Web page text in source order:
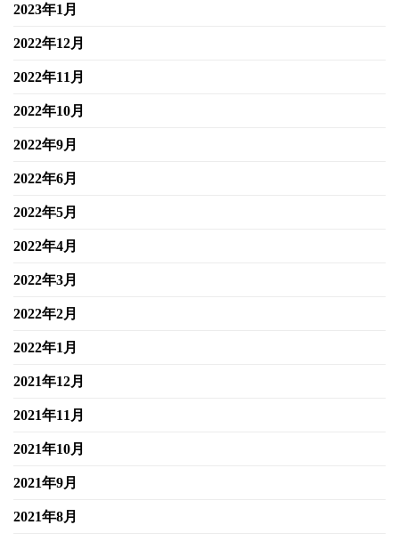
2023年1月
2022年12月
2022年11月
2022年10月
2022年9月
2022年6月
2022年5月
2022年4月
2022年3月
2022年2月
2022年1月
2021年12月
2021年11月
2021年10月
2021年9月
2021年8月